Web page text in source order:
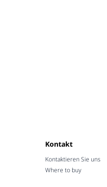
Kontakt
Kontaktieren Sie uns
Where to buy